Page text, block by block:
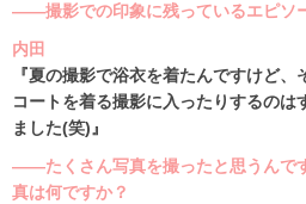
――撮影での印象に残っているエピソ
内田
『夏の撮影で浴衣を着たんですけど
コートを着る撮影に入ったりするのは
ました(笑)』
――たくさん写真を撮ったと思うんで
真は何ですか？